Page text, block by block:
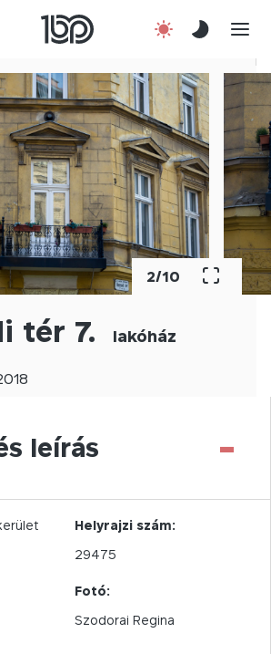
Csatlakozz!
Kapcsolat
En
2/10
tér 7. lakóház
leírás -
Helyrajzi szám:
29475
Fotó:
Szodorai Regina